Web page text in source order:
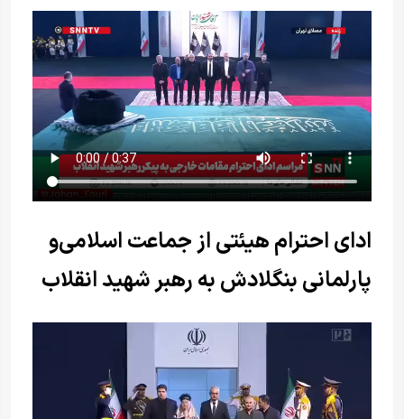
ادای احترام هیئتی از جماعت اسلامی‌و
پارلمانی بنگلادش به رهبر شهید انقلاب